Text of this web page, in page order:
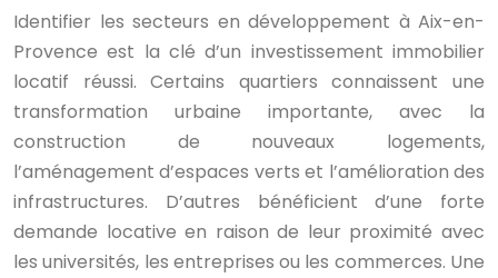
Identifier les secteurs en développement à Aix-en-
Provence est la clé d’un investissement immobilier
locatif réussi. Certains quartiers connaissent une
transformation urbaine importante, avec la
construction de nouveaux logements,
l’aménagement d’espaces verts et l’amélioration des
infrastructures. D’autres bénéficient d’une forte
demande locative en raison de leur proximité avec
les universités, les entreprises ou les commerces. Une